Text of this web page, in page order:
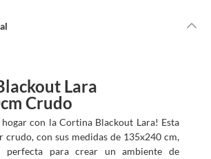
Lara
Crudo
hogar con la Cortina Blackout Lara! Esta
crudo, con sus medidas de 135x240 cm,
perfecta para crear un ambiente de